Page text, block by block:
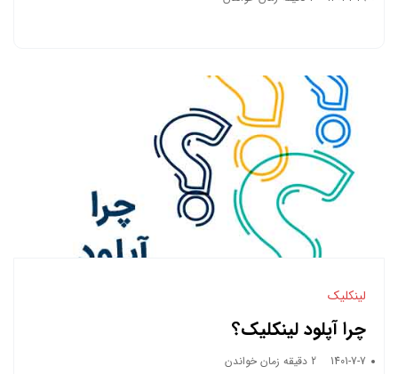
لینکلیک
چرا آپلود لینکلیک؟
1401-7-7 2 دقیقه زمان خواندن